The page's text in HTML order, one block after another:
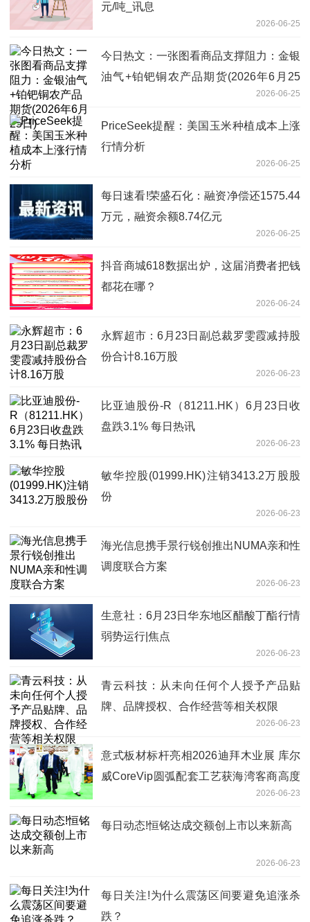
元/吨_讯息
2026-06-25
今日热文：一张图看商品支撑阻力：金银
油气+铂钯铜农产品期货(2026年6月25
2026-06-25
PriceSeek提醒：美国玉米种植成本上涨
行情分析
2026-06-25
每日速看!荣盛石化：融资净偿还1575.44
万元，融资余额8.74亿元
2026-06-25
抖音商城618数据出炉，这届消费者把钱
都花在哪？
2026-06-24
永辉超市：6月23日副总裁罗雯霞减持股
份合计8.16万股
2026-06-23
比亚迪股份-R（81211.HK）6月23日收
盘跌3.1% 每日热讯
2026-06-23
敏华控股(01999.HK)注销3413.2万股股
份
2026-06-23
海光信息携手景行锐创推出NUMA亲和性
调度联合方案
2026-06-23
生意社：6月23日华东地区醋酸丁酯行情
弱势运行|焦点
2026-06-23
青云科技：从未向任何个人授予产品贴
牌、品牌授权、合作经营等相关权限
2026-06-23
意式板材标杆亮相2026迪拜木业展 库尔
威CoreVip圆弧配套工艺获海湾客商高度
2026-06-23
每日动态!恒铭达成交额创上市以来新高
2026-06-23
每日关注!为什么震荡区间要避免追涨杀
跌？